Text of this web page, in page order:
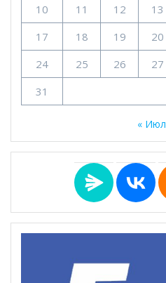
10
11 12 13
17
18 19 20
24
25 26 27
31
« Июл